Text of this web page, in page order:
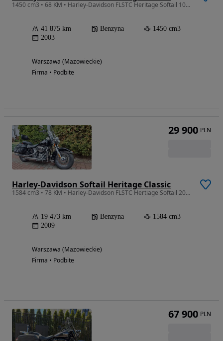
1450 cm3 • 68 KM • Harley-Davidson FLSTC Heritage Softail 100-th ANN 2003r. Gaźnik
41 875 km Benzyna
1450 cm3
2003
Warszawa (Mazowieckie)
Firma • Podbite
Harley-Davidson Softail Heritage Classic
1584 cm3 • 78 KM • Harley-Davidson FLSTC Hertiage Softail 2009r.
19 473 km Benzyna
1584 cm3
2009
Warszawa (Mazowieckie)
Firma • Podbite
29 900 PLN
67 900 PLN